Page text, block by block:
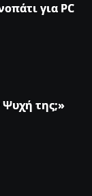
για PC
της;»